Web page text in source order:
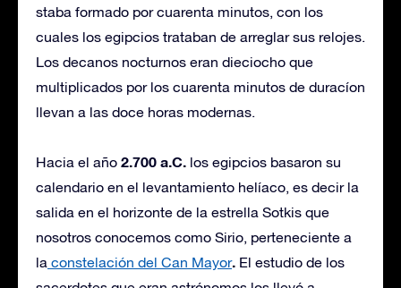
staba formado por cuarenta minutos, con los
cuales los egipcios trataban de arreglar sus relojes.
Los decanos nocturnos eran dieciocho que
multiplicados por los cuarenta minutos de duracíon
llevan a las doce horas modernas.
Hacia el año 2.700 a.C. los egipcios basaron su
calendario en el levantamiento helíaco, es decir la
salida en el horizonte de la estrella Sotkis que
nosotros conocemos como Sirio, perteneciente a
la constelación del Can Mayor. El estudio de los